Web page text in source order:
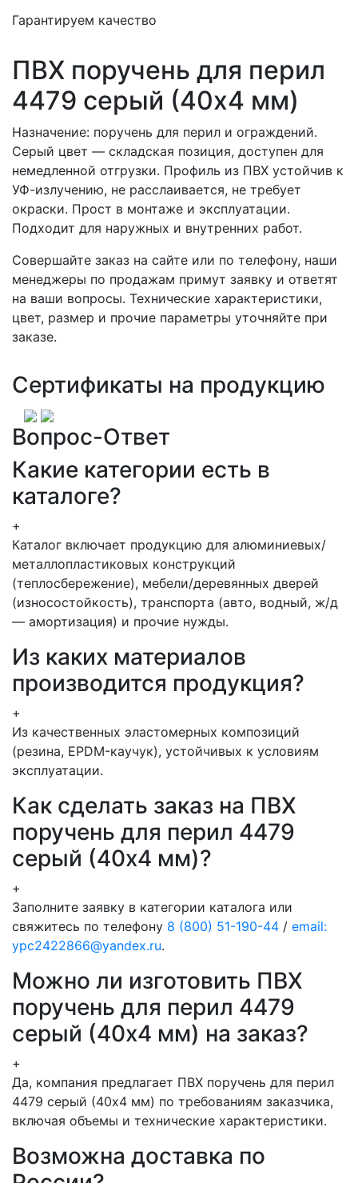
Гарантируем качество
ПВХ поручень для перил
4479 серый (40х4 мм)
Назначение: поручень для перил и ограждений.
Серый цвет — складская позиция, доступен для
немедленной отгрузки. Профиль из ПВХ устойчив к
УФ-излучению, не расслаивается, не требует
окраски. Прост в монтаже и эксплуатации.
Подходит для наружных и внутренних работ.
Совершайте заказ на сайте или по телефону, наши
менеджеры по продажам примут заявку и ответят
на ваши вопросы. Технические характеристики,
цвет, размер и прочие параметры уточняйте при
заказе.
Сертификаты на продукцию
Вопрос-Ответ
Какие категории есть в
каталоге?
+
Каталог включает продукцию для алюминиевых/
металлопластиковых конструкций
(теплосбережение), мебели/деревянных дверей
(износостойкость), транспорта (авто, водный, ж/д
— амортизация) и прочие нужды.
Из каких материалов
производится продукция?
+
Из качественных эластомерных композиций
(резина, EPDM-каучук), устойчивых к условиям
эксплуатации.
Как сделать заказ на ПВХ
поручень для перил 4479
серый (40х4 мм)?
+
Заполните заявку в категории каталога или
свяжитесь по телефону 8 (800) 51-190-44 / email:
ypc2422866@yandex.ru.
Можно ли изготовить ПВХ
поручень для перил 4479
серый (40х4 мм) на заказ?
+
Да, компания предлагает ПВХ поручень для перил
4479 серый (40х4 мм) по требованиям заказчика,
включая объемы и технические характеристики.
Возможна доставка по